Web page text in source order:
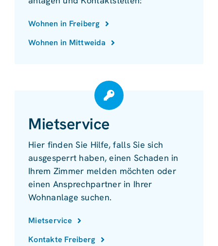
Wohnen in Freiberg
Wohnen in Mittweida
Mietservice
Hier finden Sie Hilfe, falls Sie sich
ausgesperrt haben, einen Schaden in
Ihrem Zimmer melden möchten oder
einen Ansprechpartner in Ihrer
Wohnanlage suchen.
Mietservice
Kontakte Freiberg